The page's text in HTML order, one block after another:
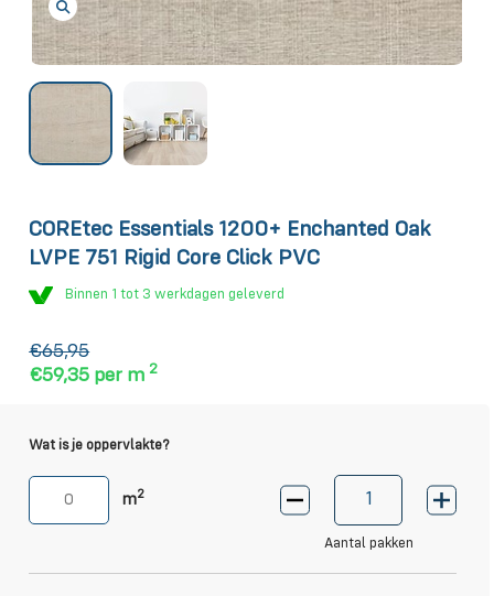
COREtec Essentials 1200+ Enchanted Oak
LVPE 751 Rigid Core Click PVC
Binnen 1 tot 3 werkdagen geleverd
€65,95
€59,35 per m 2
Wat is je oppervlakte?
m2
Aantal pakken